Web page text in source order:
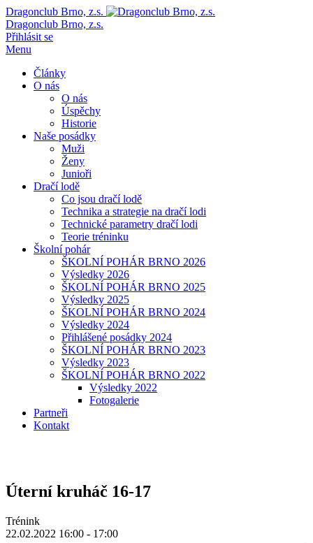
Dragonclub Brno, z.s.
Dragonclub Brno, z.s.
Přihlásit se
Menu
Články
O nás
O nás
Úspěchy
Historie
Naše posádky
Muži
Ženy
Junioři
Dračí lodě
Co jsou dračí lodě
Technika a strategie na dračí lodi
Technické parametry dračí lodi
Teorie tréninku
Školní pohár
ŠKOLNÍ POHÁR BRNO 2026
Výsledky 2026
ŠKOLNÍ POHÁR BRNO 2025
Výsledky 2025
ŠKOLNÍ POHÁR BRNO 2024
Výsledky 2024
Přihlášené posádky 2024
ŠKOLNÍ POHÁR BRNO 2023
Výsledky 2023
ŠKOLNÍ POHÁR BRNO 2022
Výsledky 2022
Fotogalerie
Partneři
Kontakt
Úterní kruháč 16-17
Trénink
22.02.2022 16:00 - 17:00